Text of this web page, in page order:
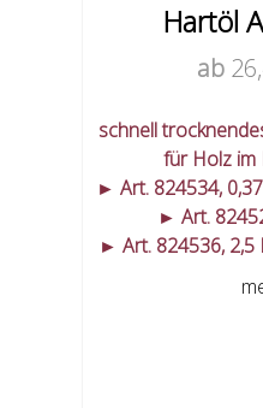
Hartöl
ab
schnell
für Holz im
► Art. 824534,
► Art.
► Art. 824536, 2,5